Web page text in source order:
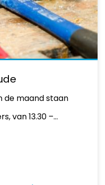
de maand staan
van 13.30 –…